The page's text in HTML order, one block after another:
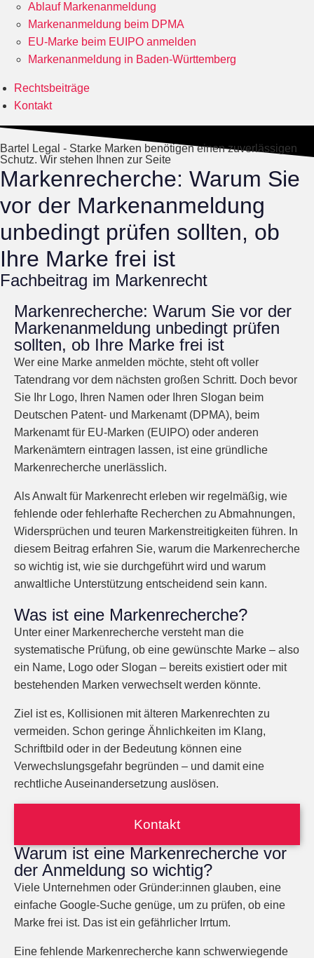
Ablauf Markenanmeldung
Markenanmeldung beim DPMA
EU-Marke beim EUIPO anmelden
Markenanmeldung in Baden-Württemberg
Rechtsbeiträge
Kontakt
Bartel Legal - Starke Marken benötigen einen zuverlässigen
Schutz. Wir stehen Ihnen zur Seite
Markenrecherche: Warum Sie
vor der Markenanmeldung
unbedingt prüfen sollten, ob
Ihre Marke frei ist
Fachbeitrag im Markenrecht
Markenrecherche: Warum Sie vor der
Markenanmeldung unbedingt prüfen
sollten, ob Ihre Marke frei ist
Wer eine Marke anmelden möchte, steht oft voller
Tatendrang vor dem nächsten großen Schritt. Doch bevor
Sie Ihr Logo, Ihren Namen oder Ihren Slogan beim
Deutschen Patent- und Markenamt (DPMA), beim
Markenamt für EU-Marken (EUIPO) oder anderen
Markenämtern eintragen lassen, ist eine gründliche
Markenrecherche unerlässlich.
Als Anwalt für Markenrecht erleben wir regelmäßig, wie
fehlende oder fehlerhafte Recherchen zu Abmahnungen,
Widersprüchen und teuren Markenstreitigkeiten führen. In
diesem Beitrag erfahren Sie, warum die Markenrecherche
so wichtig ist, wie sie durchgeführt wird und warum
anwaltliche Unterstützung entscheidend sein kann.
Was ist eine Markenrecherche?
Unter einer Markenrecherche versteht man die
systematische Prüfung, ob eine gewünschte Marke – also
ein Name, Logo oder Slogan – bereits existiert oder mit
bestehenden Marken verwechselt werden könnte.
Ziel ist es, Kollisionen mit älteren Markenrechten zu
vermeiden. Schon geringe Ähnlichkeiten im Klang,
Schriftbild oder in der Bedeutung können eine
Verwechslungsgefahr begründen – und damit eine
rechtliche Auseinandersetzung auslösen.
Kontakt
Warum ist eine Markenrecherche vor
der Anmeldung so wichtig?
Viele Unternehmen oder Gründer:innen glauben, eine
einfache Google-Suche genüge, um zu prüfen, ob eine
Marke frei ist. Das ist ein gefährlicher Irrtum.
Eine fehlende Markenrecherche kann schwerwiegende